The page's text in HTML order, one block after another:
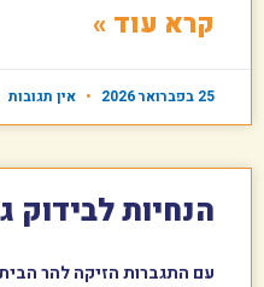
קרא עוד »
25 בפברואר 2026 אין תגובות
הנחיות לבידוק
עם התגברות הזיקה להר